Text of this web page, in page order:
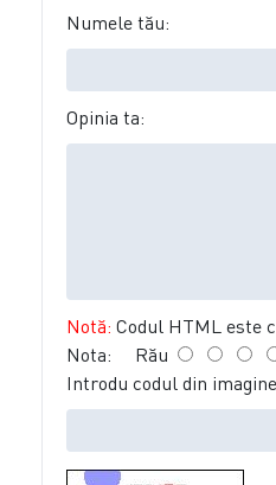
Numele tău:
Opinia ta:
Notă: Codul HTML este
Nota: Rău
Introdu codul din imagine